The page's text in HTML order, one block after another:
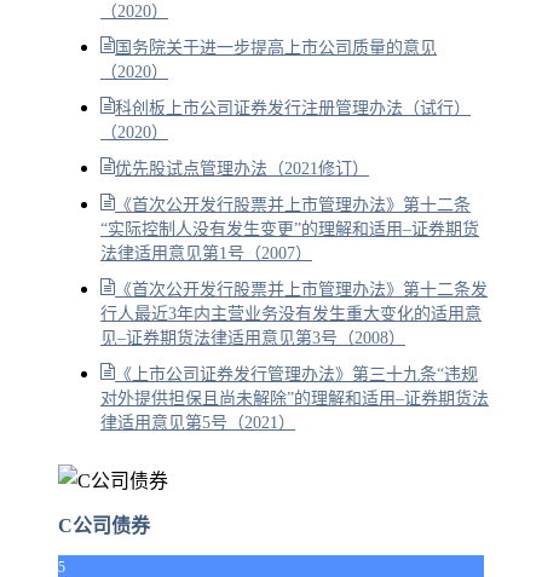
（2020）
国务院关于进一步提高上市公司质量的意见
（2020）
科创板上市公司证券发行注册管理办法（试行）
（2020）
优先股试点管理办法（2021修订）
《首次公开发行股票并上市管理办法》第十二条
“实际控制人没有发生变更”的理解和适用–证券期货
法律适用意见第1号（2007）
《首次公开发行股票并上市管理办法》第十二条发
行人最近3年内主营业务没有发生重大变化的适用意
见–证券期货法律适用意见第3号（2008）
《上市公司证券发行管理办法》第三十九条“违规
对外提供担保且尚未解除”的理解和适用–证券期货法
律适用意见第5号（2021）
C公司债券
5